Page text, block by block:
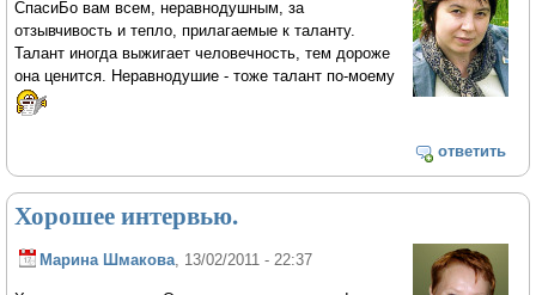
СпасиБо вам всем, неравнодушным, за
отзывчивость и тепло, прилагаемые к таланту.
Талант иногда выжигает человечность, тем дороже
она ценится. Неравнодушие - тоже талант по-моему
ответить
Хорошее интервью.
Марина Шмакова, 13/02/2011 - 22:37